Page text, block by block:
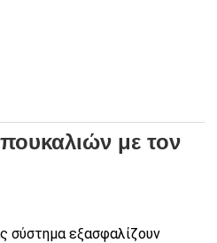
με τον
σύστημα εξασφαλίζουν